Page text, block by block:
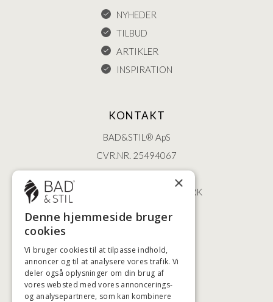
NYHEDER
TILBUD
ARTIKLER
INSPIRATION
KONTAKT
BAD&STIL® ApS
CVR.NR. 25494067
ØSTERBROGADE 202
2100 KØBENHAVN • DANMARK
+45 3920 5084
HØJESTE KREDITVÆRDIGHED
×
Denne hjemmeside bruger
cookies
Vi bruger cookies til at tilpasse indhold,
annoncer og til at analysere vores trafik. Vi
deler også oplysninger om din brug af
vores websted med vores annoncerings-
og analysepartnere, som kan kombinere